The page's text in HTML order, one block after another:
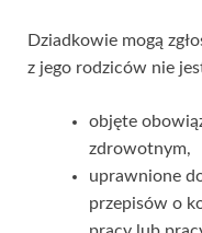
Dziadkowie mogą
z jego rodziców nie
objęte
zdrowotnym,
uprawnione
przepisów o